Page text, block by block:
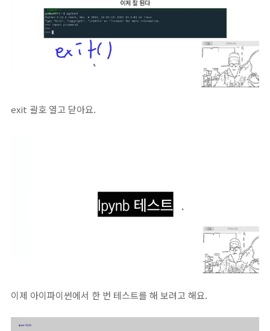
exit 괄호 열고 닫아요.
이제 아이파이썬에서 한 번 테스트를 해 보려고 해요.